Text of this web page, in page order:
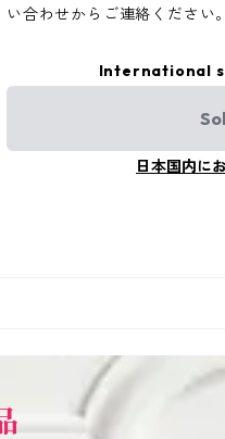
い合わせからご連絡ください。
International
日本国内に